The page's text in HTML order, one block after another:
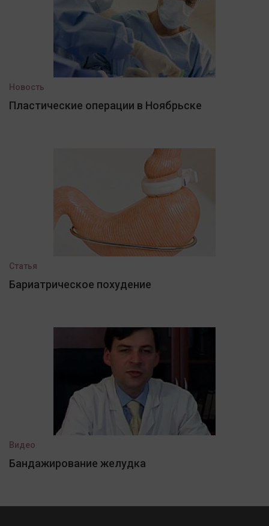
Новость
Пластические операции в Ноябрьске
Статья
Бариатрическое похудение
Видео
Бандажирование желудка